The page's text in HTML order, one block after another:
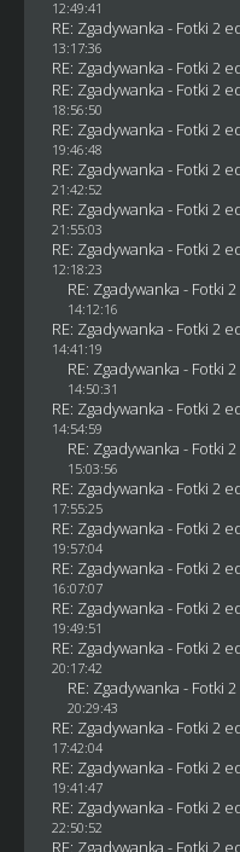
12:49:41
RE: Zgadywanka - Fotki 2
13:17:36
RE: Zgadywanka - Fotki 2
RE: Zgadywanka - Fotki 2
18:56:50
RE: Zgadywanka - Fotki 2
19:46:48
RE: Zgadywanka - Fotki 2
21:42:52
RE: Zgadywanka - Fotki 2
21:55:03
RE: Zgadywanka - Fotki 2
12:18:23
RE: Zgadywanka - Fotki
14:12:16
RE: Zgadywanka - Fotki 2
14:41:19
RE: Zgadywanka - Fotki
14:50:31
RE: Zgadywanka - Fotki 2
14:54:59
RE: Zgadywanka - Fotki
15:03:56
RE: Zgadywanka - Fotki 2
17:55:25
RE: Zgadywanka - Fotki 2
19:57:04
RE: Zgadywanka - Fotki 2
16:07:07
RE: Zgadywanka - Fotki 2
19:49:51
RE: Zgadywanka - Fotki 2
20:17:42
RE: Zgadywanka - Fotki
20:29:43
RE: Zgadywanka - Fotki 2
17:42:04
RE: Zgadywanka - Fotki 2
19:41:47
RE: Zgadywanka - Fotki 2
22:50:52
RE: Zgadywanka - Fotki 2